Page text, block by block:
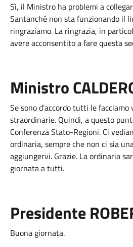
Sì, il Ministro ha problemi a
Santanché non sta funzionando il
ringraziamo. La ringrazia, in
avere acconsentito a fare questa
Ministro
Se sono d’accordo tutti le
straordinarie. Quindi, a questo
Conferenza Stato-Regioni. Ci
ordinaria, sempre che non ci sia
aggiungervi. Grazie. La ordinaria
giornata a tutti.
Presidente
Buona giornata.